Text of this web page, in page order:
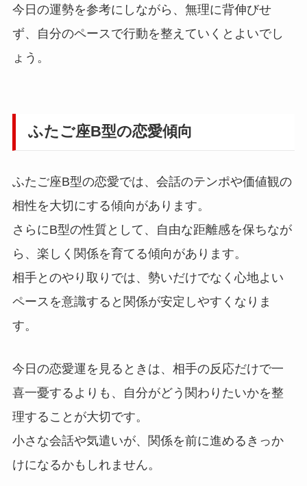
今日の運勢を参考にしながら、無理に背伸びせ
ず、自分のペースで行動を整えていくとよいでし
ょう。
ふたご座B型の恋愛傾向
ふたご座B型の恋愛では、会話のテンポや価値観の
相性を大切にする傾向があります。
さらにB型の性質として、自由な距離感を保ちなが
ら、楽しく関係を育てる傾向があります。
相手とのやり取りでは、勢いだけでなく心地よい
ペースを意識すると関係が安定しやすくなりま
す。
今日の恋愛運を見るときは、相手の反応だけで一
喜一憂するよりも、自分がどう関わりたいかを整
理することが大切です。
小さな会話や気遣いが、関係を前に進めるきっか
けになるかもしれません。